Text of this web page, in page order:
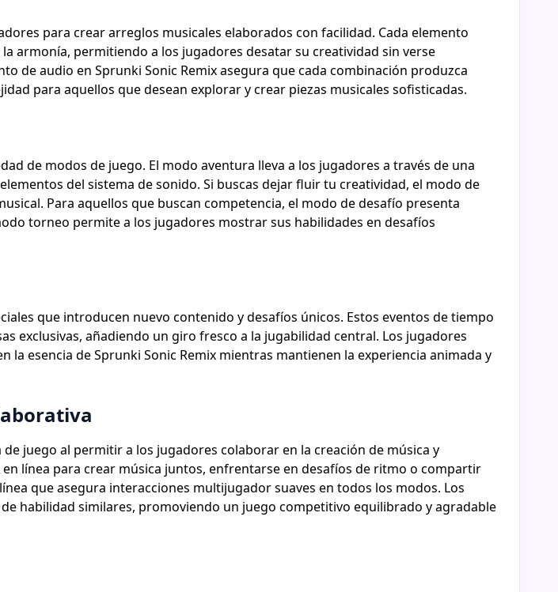
para crear arreglos musicales elaborados con facilidad. Cada elemento
armonía, permitiendo a los jugadores desatar su creatividad sin verse
de audio en Sprunki Sonic Remix asegura que cada combinación produzca
para aquellos que desean explorar y crear piezas musicales sofisticadas.
de modos de juego. El modo aventura lleva a los jugadores a través de una
del sistema de sonido. Si buscas dejar fluir tu creatividad, el modo de
Para aquellos que buscan competencia, el modo de desafío presenta
torneo permite a los jugadores mostrar sus habilidades en desafíos
que introducen nuevo contenido y desafíos únicos. Estos eventos de tiempo
exclusivas, añadiendo un giro fresco a la jugabilidad central. Los jugadores
esencia de Sprunki Sonic Remix mientras mantienen la experiencia animada y
juego al permitir a los jugadores colaborar en la creación de música y
línea para crear música juntos, enfrentarse en desafíos de ritmo o compartir
que asegura interacciones multijugador suaves en todos los modos. Los
habilidad similares, promoviendo un juego competitivo equilibrado y agradable